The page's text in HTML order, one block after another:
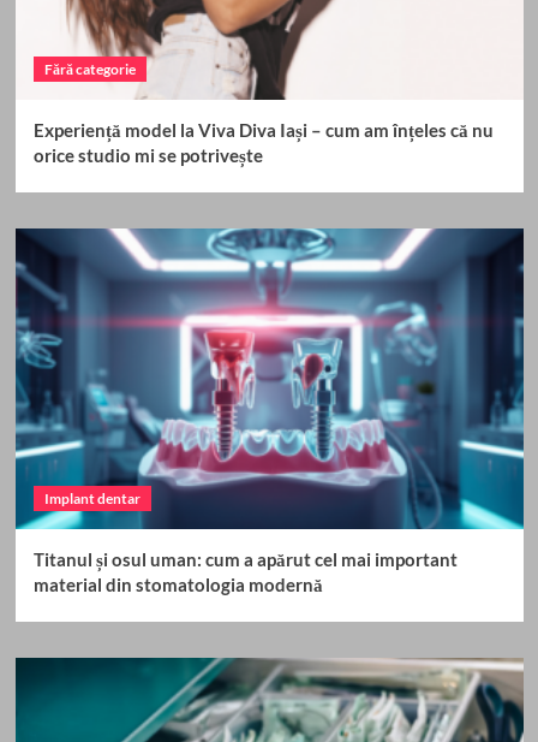
Fără categorie
Experiență model la Viva Diva Iași – cum am înțeles că nu
orice studio mi se potrivește
Implant dentar
Titanul și osul uman: cum a apărut cel mai important
material din stomatologia modernă